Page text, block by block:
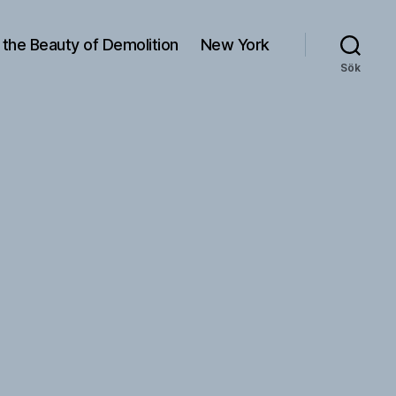
the Beauty of Demolition New York
Sök